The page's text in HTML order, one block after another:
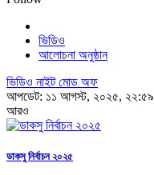
ভিডিও
আলোচনা অনুষ্ঠান
ভিডিও নাইট মোড অফ
আপডেট: ১১ আগস্ট, ২০২৫, ২২:৫৯
আরও
ডাকসু নির্বাচন ২০২৫